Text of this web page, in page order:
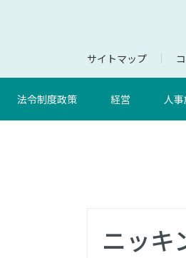
サイトマップ
法令制度政策 経営 人
ニッ